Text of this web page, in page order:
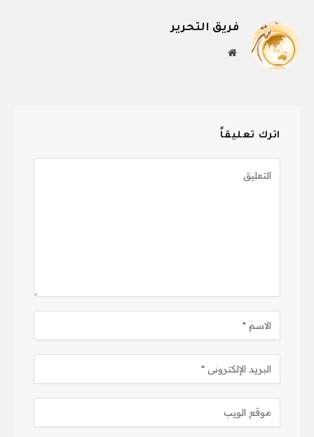
فريق التحرير
موقع
اترك تعليقاً